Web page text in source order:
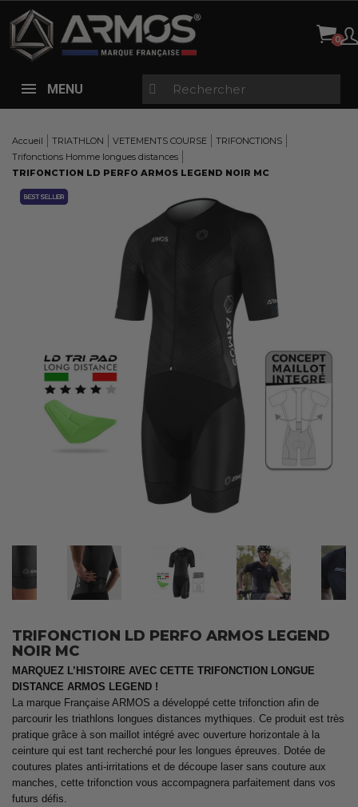
MENU
Accueil TRIATHLON VETEMENTS COURSE
TRIFONCTIONS
Trifonctions Homme longues distances
TRIFONCTION LD PERFO ARMOS LEGEND NOIR MC
Here
TRIFONCTION LD PERFO ARMOS LEGEND
NOIR MC
MARQUEZ L’HISTOIRE AVEC CETTE TRIFONCTION LONGUE
DISTANCE ARMOS LEGEND !
La marque Française ARMOS a développé cette trifonction afin de
parcourir les triathlons longues distances mythiques. Ce produit est très
pratique grâce à son maillot intégré avec ouverture horizontale à la
ceinture qui est tant recherché pour les longues épreuves. Dotée de
coutures plates anti-irritations et de découpe laser sans couture aux
manches, cette trifonction vous accompagnera parfaitement dans vos
futurs défis.
Panneau de gestion des cookies